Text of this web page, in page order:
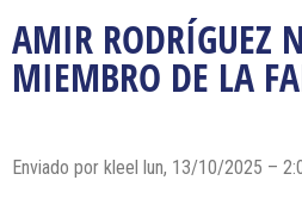
AMIR RODRÍGUEZ
MIEMBRO DE LA
Enviado por kleel lun, 13/10/2025 –